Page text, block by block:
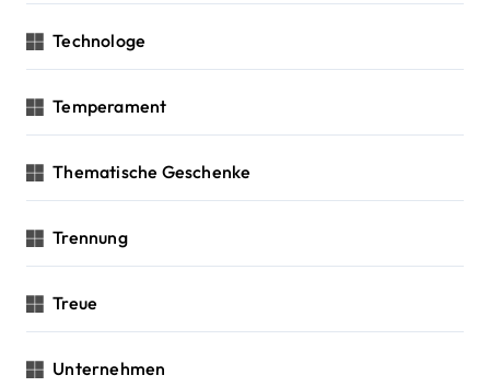
Technologe
Temperament
Thematische Geschenke
Trennung
Treue
Unternehmen